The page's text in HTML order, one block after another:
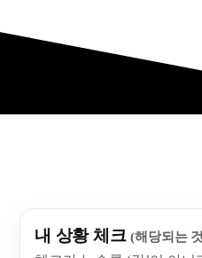
내 상황 체크(해당되는